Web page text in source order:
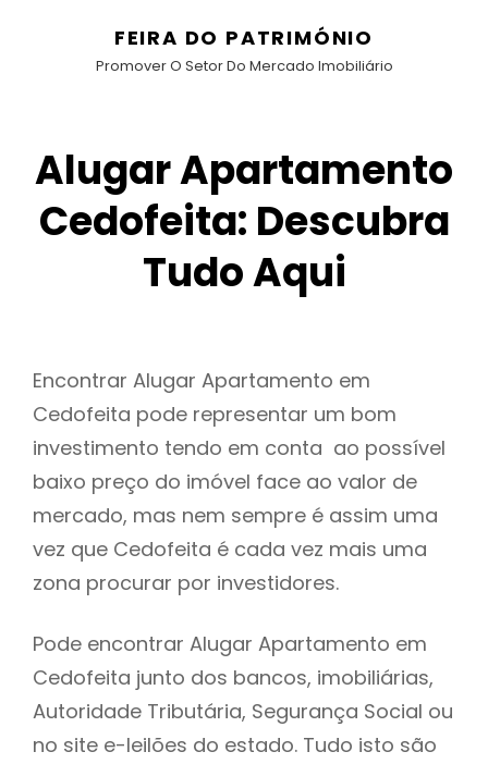
FEIRA DO PATRIMÓNIO
Promover O Setor Do Mercado Imobiliário
Alugar Apartamento
Cedofeita: Descubra
Tudo Aqui
Encontrar Alugar Apartamento em
Cedofeita pode representar um bom
investimento tendo em conta ao possível
baixo preço do imóvel face ao valor de
mercado, mas nem sempre é assim uma
vez que Cedofeita é cada vez mais uma
zona procurar por investidores.
Pode encontrar Alugar Apartamento em
Cedofeita junto dos bancos, imobiliárias,
Autoridade Tributária, Segurança Social ou
no site e-leilões do estado. Tudo isto são